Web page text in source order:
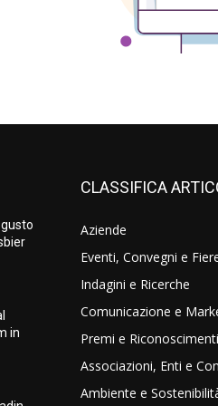
in
CLASSIFICA
Aziende
Eventi, Convegni e
Indagini e Ricerche
Comunicazione e
Premi e Riconoscimenti
Associazioni, Enti e
Ambiente e